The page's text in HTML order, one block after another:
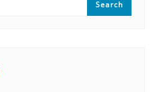
Search